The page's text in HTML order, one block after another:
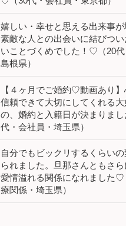
嬉しい・幸せと思える出来事が
素敵な人との出会いに結びつい
いことづくめでした！♡（20代
島根県）
【４ヶ月でご婚約♡動画あり
信頼できて大切にしてくれる大
の、婚約と入籍日が決まりま
代・会社員・埼玉県）
自分でもビックリするくらい
られました。旦那さんともさら
愛情溢れる関係になれました♡
療関係・埼玉県）